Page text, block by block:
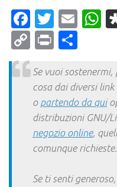
Facebook
Twitter
CopyPrint
Se vuoi
cosa dai diversi
o partendo da qui
distribuzioni GNU/
negozio online,
comunque richieste.
Se ti senti generoso,